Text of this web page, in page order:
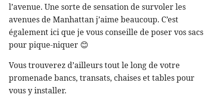
l’avenue. Une sorte de sensation de survoler les
avenues de Manhattan j’aime beaucoup. C’est
également ici que je vous conseille de poser vos sacs
pour pique-niquer 😊
Vous trouverez d’ailleurs tout le long de votre
promenade bancs, transats, chaises et tables pour
vous y installer.